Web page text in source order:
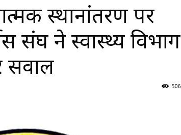
स्थानांतरण पर
संघ ने स्वास्थ्य विभाग
सवाल
506